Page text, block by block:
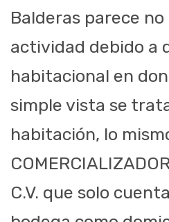
Balderas parece
actividad debido a
habitacional en
simple vista se
habitación, lo
C.V. que solo